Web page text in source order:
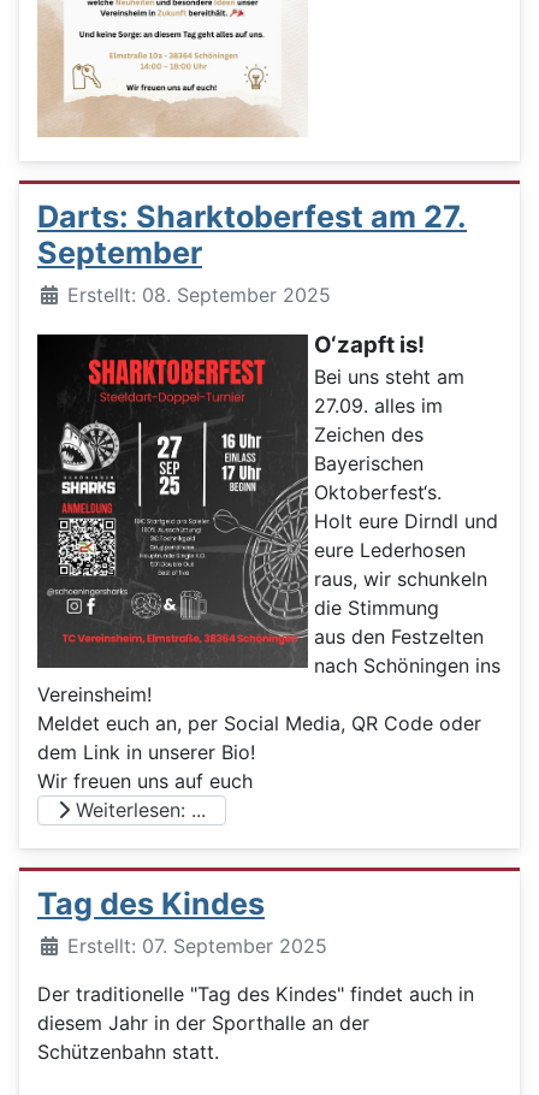
Darts: Sharktoberfest am 27.
September
DetailsErstellt: 08. September 2025
O‘zapft is!
Bei uns steht am
27.09. alles im
Zeichen des
Bayerischen
Oktoberfest‘s.
Holt eure Dirndl und
eure Lederhosen
raus, wir schunkeln
die Stimmung
aus den Festzelten
nach Schöningen ins
Vereinsheim!
Meldet euch an, per Social Media, QR Code oder
dem Link in unserer Bio!
Wir freuen uns auf euch
Weiterlesen: ...
Tag des Kindes
DetailsErstellt: 07. September 2025
Der traditionelle "Tag des Kindes" findet auch in
diesem Jahr in der Sporthalle an der
Schützenbahn statt.